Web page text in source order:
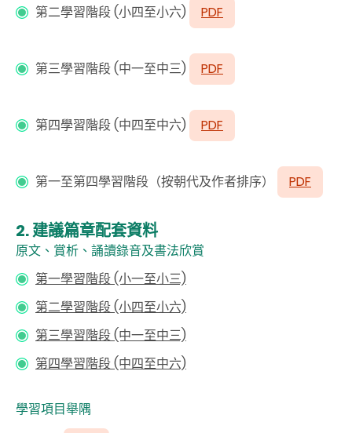
第二學習階段 (小四至小六) PDF
第三學習階段 (中一至中三) PDF
第四學習階段 (中四至中六) PDF
第一至第四學習階段（按朝代及作者排序） PDF
2.建議篇章配套資料
原文、賞析、誦讀錄音及書法欣賞
第一學習階段 (小一至小三)
第二學習階段 (小四至小六)
第三學習階段 (中一至中三)
第四學習階段 (中四至中六)
學習項目舉隅